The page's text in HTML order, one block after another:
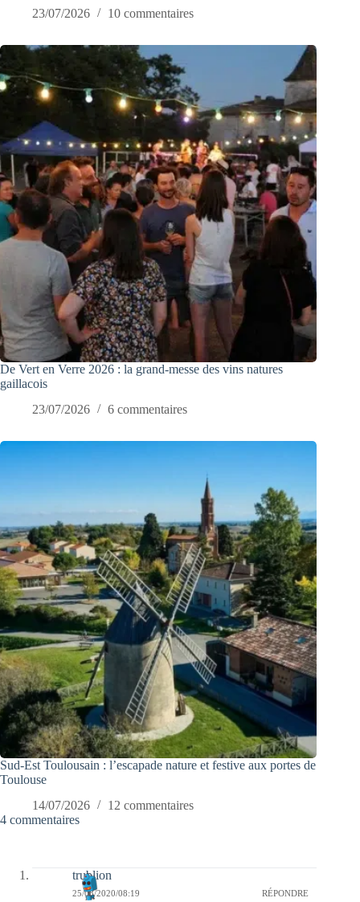
23/07/2026
10 commentaires
De Vert en Verre 2026 : la grand-messe des vins natures
gaillacois
23/07/2026
6 commentaires
Sud-Est Toulousain : l’escapade nature et festive aux portes de
Toulouse
14/07/2026
12 commentaires
4 commentaires
trublion
25/08/2020/08:19 RÉPONDRE